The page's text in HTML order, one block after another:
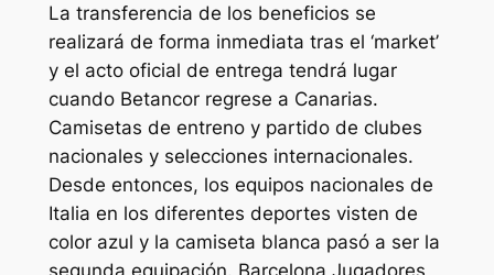
La transferencia de los beneficios se
realizará de forma inmediata tras el ‘market’
y el acto oficial de entrega tendrá lugar
cuando Betancor regrese a Canarias.
Camisetas de entreno y partido de clubes
nacionales y selecciones internacionales.
Desde entonces, los equipos nacionales de
Italia en los diferentes deportes visten de
color azul y la camiseta blanca pasó a ser la
segunda equipación. Barcelona Jugadores